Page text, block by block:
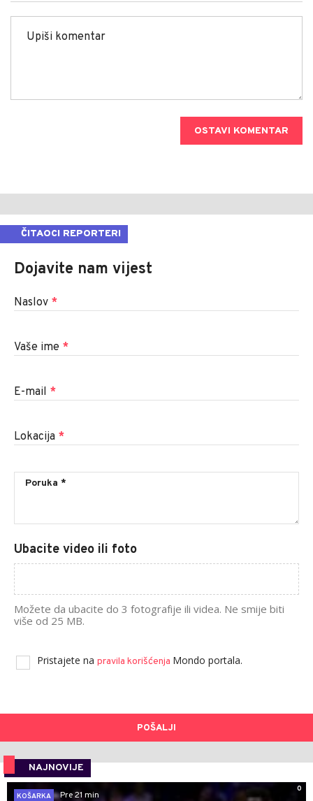
OSTAVI KOMENTAR
ČITAOCI REPORTERI
Dojavite nam vijest
Naslov *
Vaše ime *
E-mail *
Lokacija *
Ubacite video ili foto
Možete da ubacite do 3 fotografije ili videa. Ne smije biti
više od 25 MB.
Pristajete na pravila korišćenja Mondo portala.
POŠALJI
NAJNOVIJE
0
KOŠARKA
Pre 21 min